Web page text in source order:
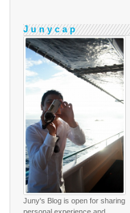
J u n y c a p
Juny's Blog is open for sharing